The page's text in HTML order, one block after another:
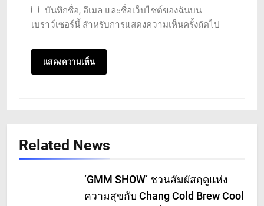
บันทึกชื่อ, อีเมล และชื่อเว็บไซต์ของฉันบน
เบราว์เซอร์นี้ สำหรับการแสดงความเห็นครั้งถัดไป
Related News
‘GMM SHOW’ ชวนสัมผัสฤดูแห่ง
ความสุขกับ Chang Cold Brew Cool